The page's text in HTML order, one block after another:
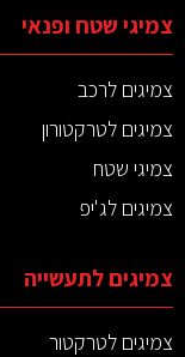
צמיגי שטח ופנאי
צמיגים לרכב
צמיגים לטרקטורון
צמיגי שטח
צמיגים לג'יפ
צמיגים לתעשייה
צמיגים לטרקטור